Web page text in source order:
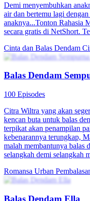
Demi menyembuhkan
air dan bertemu lagi
anaknya...Tonton Rahasia
secara gratis di NetShort.
Cinta dan Balas Dendam